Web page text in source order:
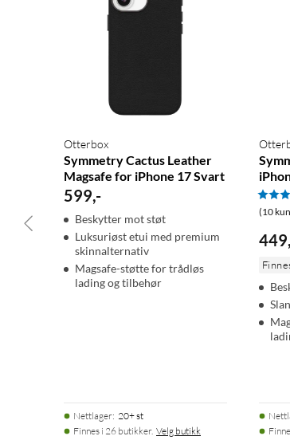
Otterbox
Symmetry Cactus Leather
Magsafe for iPhone 17 Svart
599,-
Beskytter mot støt
Luksuriøst etui med premium
skinnalternativ
Magsafe-støtte for trådløs
lading og tilbehør
Nettlager: 20+ st
Finnes i 26 butikker. Velg butikk
(10
449,